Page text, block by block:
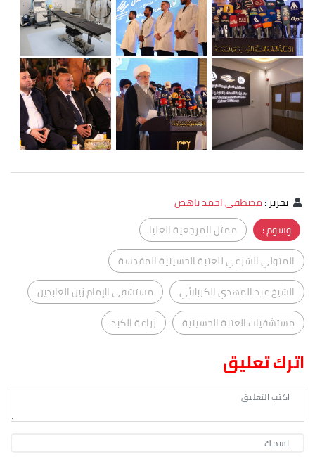
تحرير:مصطفى احمد باهض
وسوم :
ممثل المرجعية العليا
المتولي الشرعي للعتبة الحسينية المقدسة
الشيخ عبد المهدي الكربلائي
مستشفى الإمام زين العابدين
مستشفيات العتبة الحسينية
زراعة الكبد
اترك تعليق